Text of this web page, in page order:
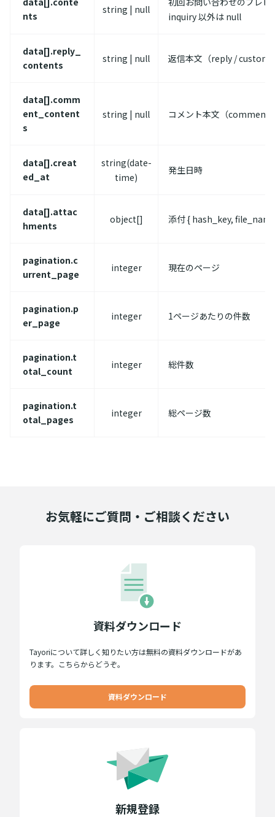
nts
string | null
inquiry 以外は null
data[].reply_
contents
string | null 返信本文（reply /
data[].comm
ent_content
s
string | null コメント本文（comment
data[].creat
ed_at
string(date-
time)
発生日時
data[].attac
hments
object[] 添付 { hash_key,
pagination.c
urrent_page
integer 現在のページ
pagination.p
er_page
integer 1ページあたりの件数
pagination.t
otal_count
integer 総件数
pagination.t
otal_pages
integer 総ページ数
お気軽にご質問・ご相談ください
資料ダウンロード
Tayoriについて詳しく知りたい方は無料の資料ダウンロードがあ
ります。こちらからどうぞ。
資料ダウンロード
新規登録